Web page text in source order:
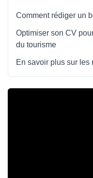
Comment rédiger un
Optimiser son CV
du tourisme
En savoir plus sur